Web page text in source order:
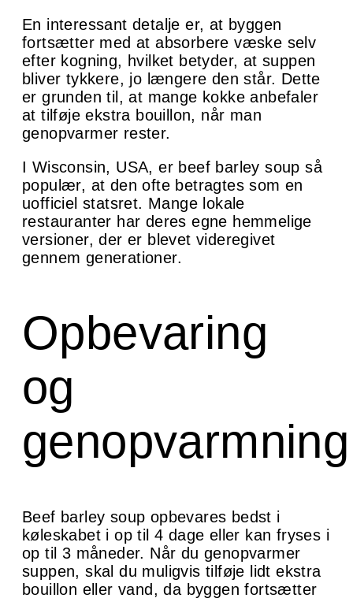
En interessant detalje er, at byggen
fortsætter med at absorbere væske selv
efter kogning, hvilket betyder, at suppen
bliver tykkere, jo længere den står. Dette
er grunden til, at mange kokke anbefaler
at tilføje ekstra bouillon, når man
genopvarmer rester.
I Wisconsin, USA, er beef barley soup så
populær, at den ofte betragtes som en
uofficiel statsret. Mange lokale
restauranter har deres egne hemmelige
versioner, der er blevet videregivet
gennem generationer.
Opbevaring
og
genopvarmning
Beef barley soup opbevares bedst i
køleskabet i op til 4 dage eller kan fryses i
op til 3 måneder. Når du genopvarmer
suppen, skal du muligvis tilføje lidt ekstra
bouillon eller vand, da byggen fortsætter